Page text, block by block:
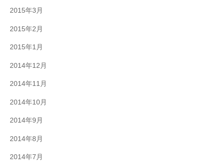
2015年3月
2015年2月
2015年1月
2014年12月
2014年11月
2014年10月
2014年9月
2014年8月
2014年7月